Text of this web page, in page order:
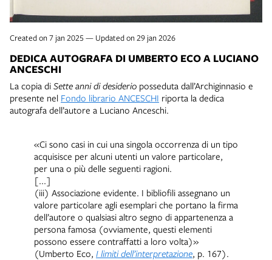
Created on 7 jan 2025 — Updated on 29 jan 2026
DEDICA AUTOGRAFA DI UMBERTO ECO A LUCIANO
ANCESCHI
La copia di Sette anni di desiderio posseduta dall’Archiginnasio e
presente nel Fondo librario ANCESCHI riporta la dedica
autografa dell’autore a Luciano Anceschi.
«Ci sono casi in cui una singola occorrenza di un tipo
acquisisce per alcuni utenti un valore particolare,
per una o più delle seguenti ragioni.
[...]
(iii) Associazione evidente. I bibliofili assegnano un
valore particolare agli esemplari che portano la firma
dell’autore o qualsiasi altro segno di appartenenza a
persona famosa (ovviamente, questi elementi
possono essere contraffatti a loro volta)»
(Umberto Eco, I limiti dell’interpretazione, p. 167).